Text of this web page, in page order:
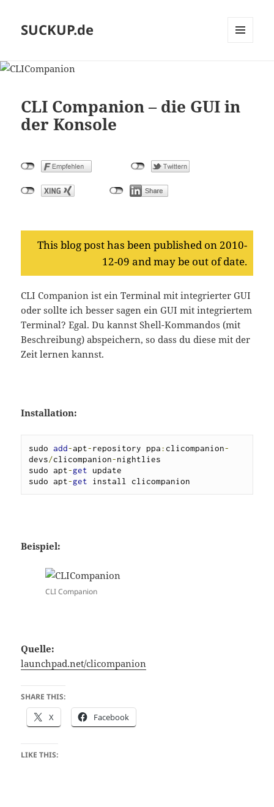
SUCKUP.de
CLI Companion – die GUI in
der Konsole
This blog post has been published on 2010-
12-09 and may be out of date.
CLI Companion ist ein Terminal mit integrierter GUI
oder sollte ich besser sagen ein GUI mit integriertem
Terminal? Egal. Du kannst Shell-Kommandos (mit
Beschreibung) abspeichern, so dass du diese mit der
Zeit lernen kannst.
Installation:
sudo add-apt-repository ppa:clicompanion-
devs/clicompanion-nightlies
sudo apt-get update
sudo apt-get install clicompanion
Beispiel:
CLI Companion
Quelle:
launchpad.net/clicompanion
SHARE THIS:
X Facebook
LIKE THIS: